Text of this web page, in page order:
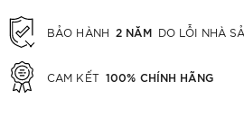
BẢO HÀNH 2 NĂM DO LỖI NHÀ
CAM KẾT 100% CHÍNH HÃNG